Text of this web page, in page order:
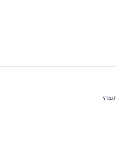
นอน, ปลอดบุหรี่ (Skyline Suite) | บริเ
เต
รวม